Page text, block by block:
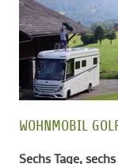
GOLFHOTELS
WOHNMOBIL
Sechs Tage,